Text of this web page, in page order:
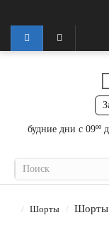
будние дни с 09ºº
Шорты Шорты